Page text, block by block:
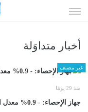
الى
أخبار متداوَلة
غير مصنف
منذ 29 يومًا
جهاز الإحصاء: - 0.9% معدل التضخم الشهرى لشهر يونيو 2026